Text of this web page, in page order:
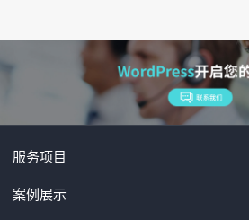
服务项目
案例展示